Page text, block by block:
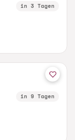
in 3 Tagen
in 9 Tagen